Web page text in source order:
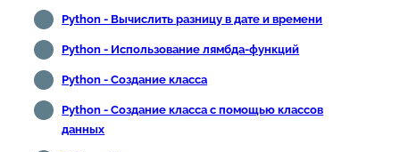
Python - Вычислить разницу в дате и времени
Python - Использование лямбда-функций
Python - Создание класса
Python - Создание класса с помощью классов
данных